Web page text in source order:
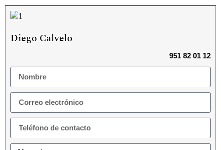
Diego Calvelo
951 82 01 12